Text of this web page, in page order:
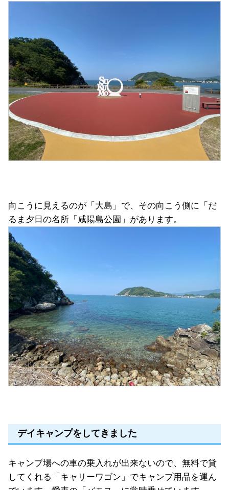
向こうに見えるのが「大島」で、その向こう側に「だ
るま夕日の名所「咸陽島公園」があります。
デイキャンプをしてきました
キャンプ場への車の乗入れが出来ないので、無料で貸
してくれる「キャリーワゴン」でキャンプ用品を運ん